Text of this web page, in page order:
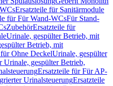
Ersatzteile für Sanitärmodule
für Für Wand-WCsFür Stand-
ZubehörErsatzteile für
Urinale, gespülter Betrieb, mit
Betrieb, mit
Ohne DeckelUrinale, gespülter
Urinale, gespülter Betrieb,
Ersatzteile für Für AP-
UrinalsteuerungErsatzteile